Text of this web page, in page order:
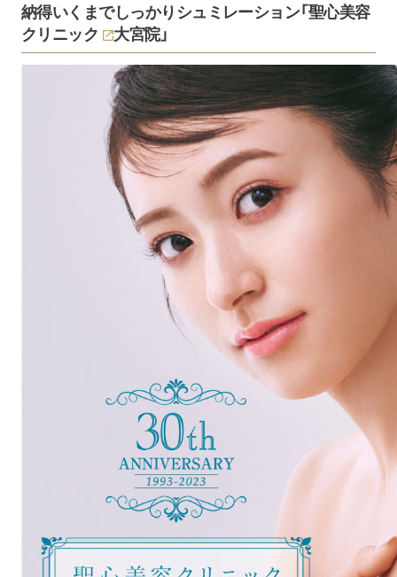
納得いくまでしっかりシュミレーション「聖心美容
クリニック
大宮院」